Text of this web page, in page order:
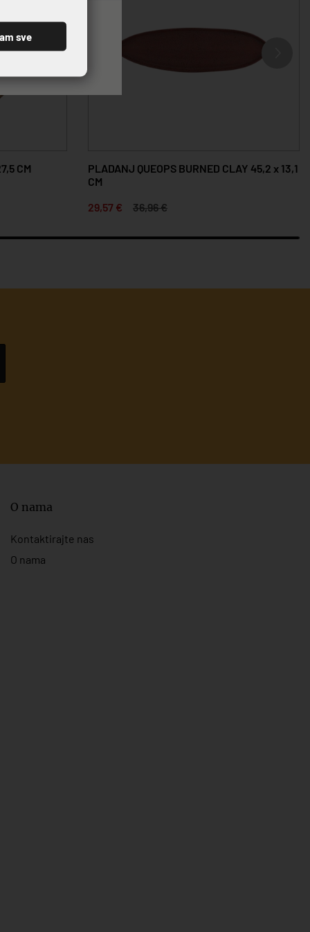
CM
PLADANJ QUEOPS BURNED CLAY 45,2 x 13,1
CM
29,57 €
36,96 €
O nama
Kontaktirajte nas
O nama
sve